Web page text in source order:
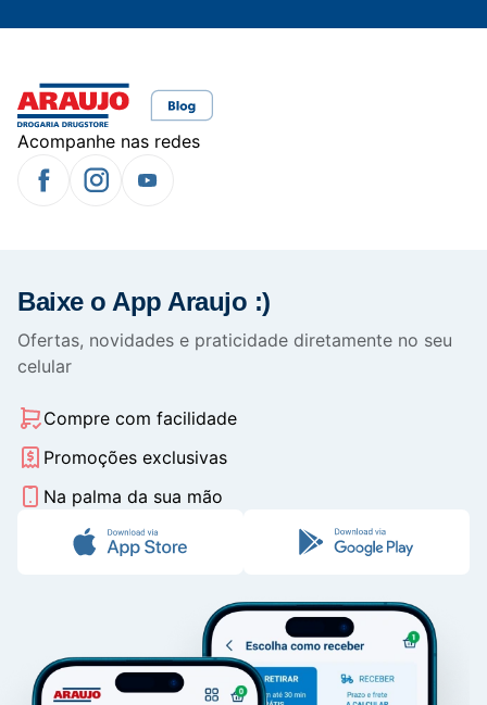
Acompanhe nas redes
Baixe o App Araujo :)
Ofertas, novidades e praticidade diretamente no seu
celular
Compre com facilidade
Promoções exclusivas
Na palma da sua mão